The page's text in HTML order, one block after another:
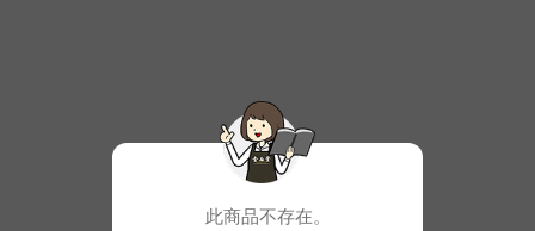
此商品不存在。